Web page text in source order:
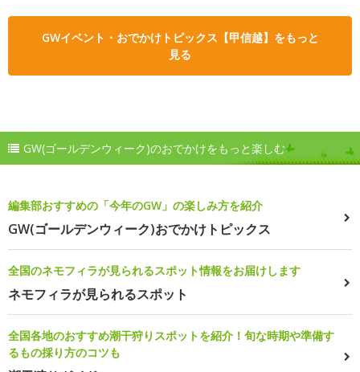
GWイベント・おでかけトピックス【甲信越】をもっと
見る
GW(ゴールデンウィーク)のおでかけをもっと楽しむ
編集部おすすめの「今年のGW」の楽しみ方を紹介
GW(ゴールデンウィーク)おでかけトピックス
全国のネモフィラが見られるスポット情報をお届けします
ネモフィラが見られるスポット
全国各地のおすすめ潮干狩りスポットを紹介！旬な時期や準備す
るもの採り方のコツも